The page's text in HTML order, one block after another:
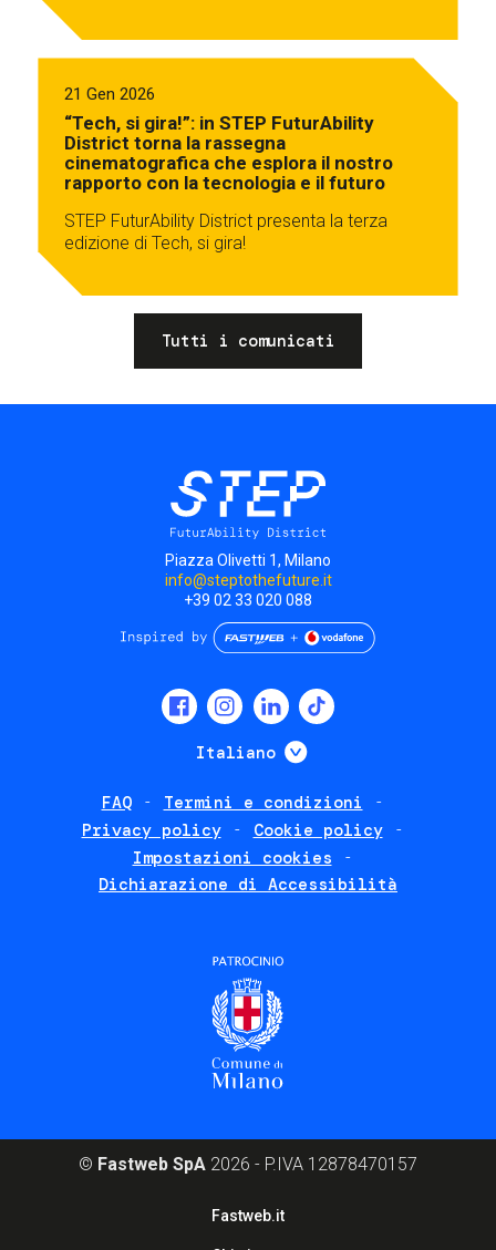
21 Gen 2026
“Tech, si gira!”: in STEP FuturAbility
District torna la rassegna
cinematografica che esplora il nostro
rapporto con la tecnologia e il futuro
STEP FuturAbility District presenta la terza
edizione di Tech, si gira!
Tutti i comunicati
Piazza Olivetti 1, Milano
info@steptothefuture.it
+39 02 33 020 088
Italiano Mostra ulteriori
FAQ
Termini e condizioni
Privacy policy
Cookie policy
Impostazioni cookies
Dichiarazione di Accessibilità
© Fastweb SpA 2026 - P.IVA 12878470157
Fastweb.it